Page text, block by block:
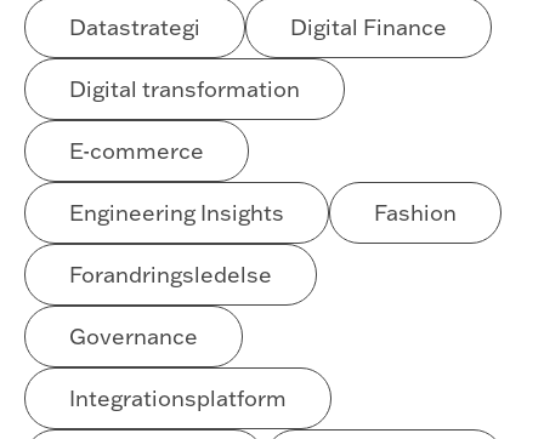
Datastrategi Digital Finance
Digital transformation
E-commerce
Engineering Insights Fashion
Forandringsledelse
Governance
Integrationsplatform